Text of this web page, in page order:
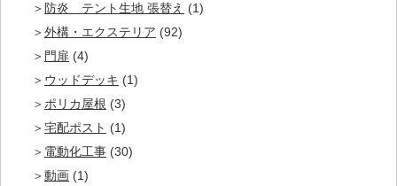
防炎 テント生地 張替え (1)
外構・エクステリア (92)
門扉 (4)
ウッドデッキ (1)
ポリカ屋根 (3)
宅配ポスト (1)
電動化工事 (30)
動画 (1)